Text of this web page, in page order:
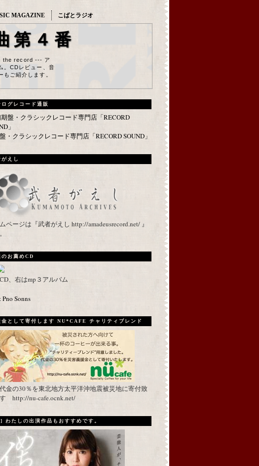
MAGAZINE こばとラジオ
第４番
the record --- ア
。CDレビュー、音
ご紹介します。
ログレコード通販
・クラシックレコード専門店「RECORD SOUND」
がえし
ページは『武者がえし http://amadeusrecord.net/ 』
のお薦めCD
、右はmp３アルバム
Sonns
金として寄付します NU*CAFE チャリティブレンド
金の30％を東北地方太平洋沖地震被災地に寄付致
http://nu-cafe.ocnk.net/
わたしの出演作品もおすすめです。